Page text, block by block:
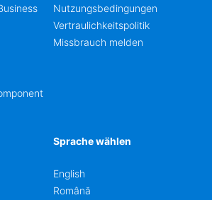
Nutzungsbedingungen
Vertraulichkeitspolitik
Missbrauch melden
Sprache wählen
English
Română